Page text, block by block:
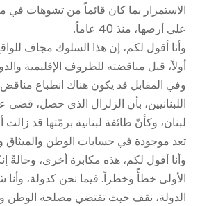
الاستمرار بما كان قائماً من تشوهات في
على أرضها، منذ 40 عاماً.
وأنا أقول لكم، إن هذا السلوك مجاف للواقع.
أولاً، قبل مناقضته للظروف الإقليمية
وفي المقابل قد يكون هناك انطباع
اللبنانيين، بأن الزلزال الذي حصل،
لبنان، وكأنّ طائفة لبنانية برمّتها قد زالت
تعد موجودة في حسابات الوطن والميثاق
وأنا أقول لكم، هذه مكابرة أخرى، وحالةُ
الأولى خطأً وخطراً. فيما نحن كدولة،
الدولة، نقف حيث تقتضي مصلحة الوطن